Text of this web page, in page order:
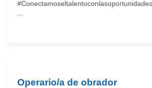
Operario/a de obrador